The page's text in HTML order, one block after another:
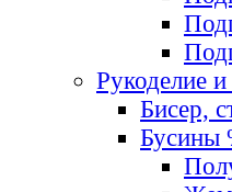
Рукоделие
Бисер,
Бусины